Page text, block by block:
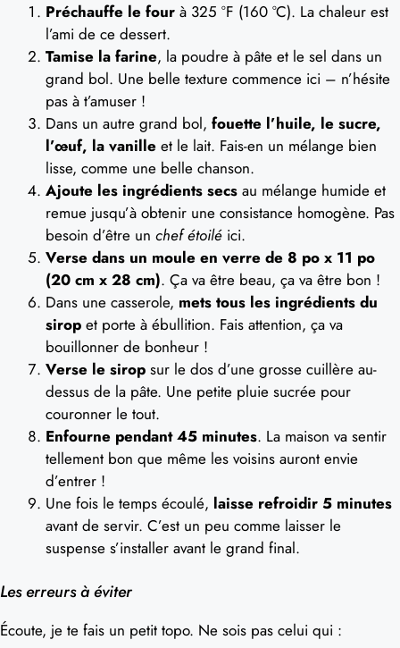
Préchauffe le four à 325 °F (160 °C). La chaleur est
l’ami de ce dessert.
Tamise la farine, la poudre à pâte et le sel dans un
grand bol. Une belle texture commence ici – n’hésite
pas à t’amuser !
Dans un autre grand bol, fouette l’huile, le sucre,
l’œuf, la vanille et le lait. Fais-en un mélange bien
lisse, comme une belle chanson.
Ajoute les ingrédients secs au mélange humide et
remue jusqu’à obtenir une consistance homogène. Pas
besoin d’être un chef étoilé ici.
Verse dans un moule en verre de 8 po x 11 po
(20 cm x 28 cm). Ça va être beau, ça va être bon !
Dans une casserole, mets tous les ingrédients du
sirop et porte à ébullition. Fais attention, ça va
bouillonner de bonheur !
Verse le sirop sur le dos d’une grosse cuillère au-
dessus de la pâte. Une petite pluie sucrée pour
couronner le tout.
Enfourne pendant 45 minutes. La maison va sentir
tellement bon que même les voisins auront envie
d’entrer !
Une fois le temps écoulé, laisse refroidir 5 minutes
avant de servir. C’est un peu comme laisser le
suspense s’installer avant le grand final.
Les erreurs à éviter
Écoute, je te fais un petit topo. Ne sois pas celui qui :